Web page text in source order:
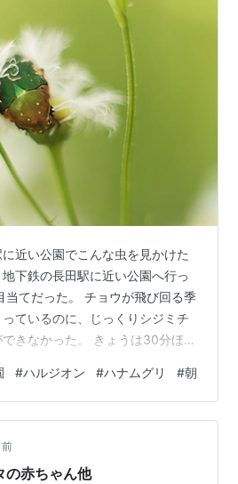
近い公園でこんな虫を見かけた
下鉄の長田駅に近い公園へ行っ
当てだった。 チョウが飛び回る季
ているのに、じっくりシジミチ
きなかった。 きょうは30分ほど
はどこにもなかった。 手ぶらで
きず、大きな木の下に咲くハル
花をよく見ると、緑の虫が1匹しが
シやカナブンに似た「ハナムグ
ナムグリだけか」と思いなが
#ハルジオン #ハナムグリ #朝
の赤ちゃん他